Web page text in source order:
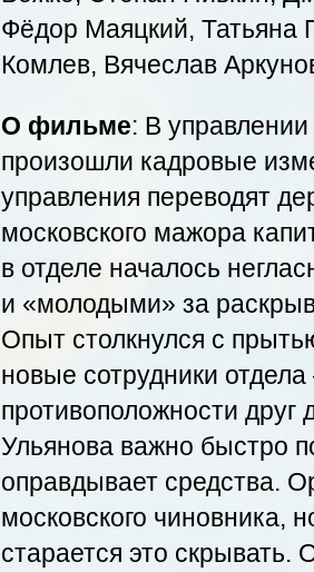
Фёдор Маяцкий, Татьяна
Комлев, Вячеслав
О фильме: В
произошли кадровые
управления переводят
московского мажора
в отделе началось
и «молодыми» за
Опыт столкнулся с
новые сотрудники
противоположности друг
Ульянова важно быстро
оправдывает средства.
московского чиновника,
старается это скрывать.